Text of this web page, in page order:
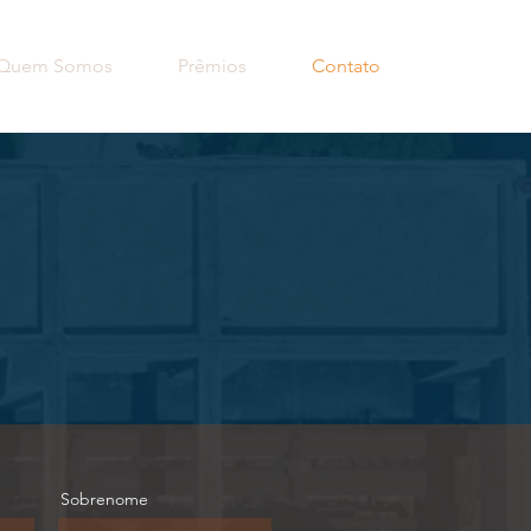
Somos Prêmios Contato
Sobrenome